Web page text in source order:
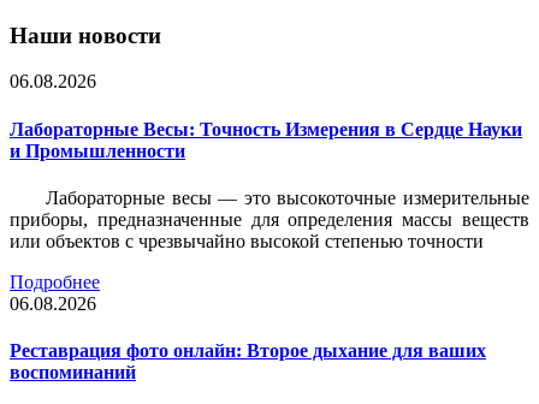
Наши новости
06.08.2026
Лабораторные Весы: Точность Измерения в Сердце Науки
и Промышленности
Лабораторные весы — это высокоточные измерительные
приборы, предназначенные для определения массы веществ
или объектов с чрезвычайно высокой степенью точности
Подробнее
06.08.2026
Реставрация фото онлайн: Второе дыхание для ваших
воспоминаний